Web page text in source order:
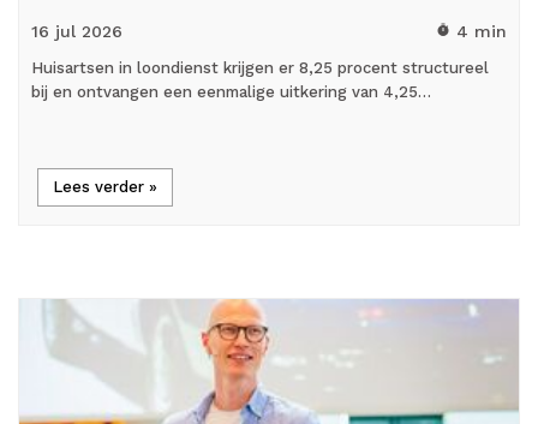
16 jul 2026 timer 4 min
Huisartsen in loondienst krijgen er 8,25 procent structureel
bij en ontvangen een eenmalige uitkering van 4,25…
Lees verder »